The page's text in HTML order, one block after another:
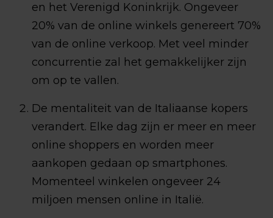
en het Verenigd Koninkrijk. Ongeveer
20% van de online winkels genereert 70%
van de online verkoop. Met veel minder
concurrentie zal het gemakkelijker zijn
om op te vallen.
De mentaliteit van de Italiaanse kopers
verandert. Elke dag zijn er meer en meer
online shoppers en worden meer
aankopen gedaan op smartphones.
Momenteel winkelen ongeveer 24
miljoen mensen online in Italië.